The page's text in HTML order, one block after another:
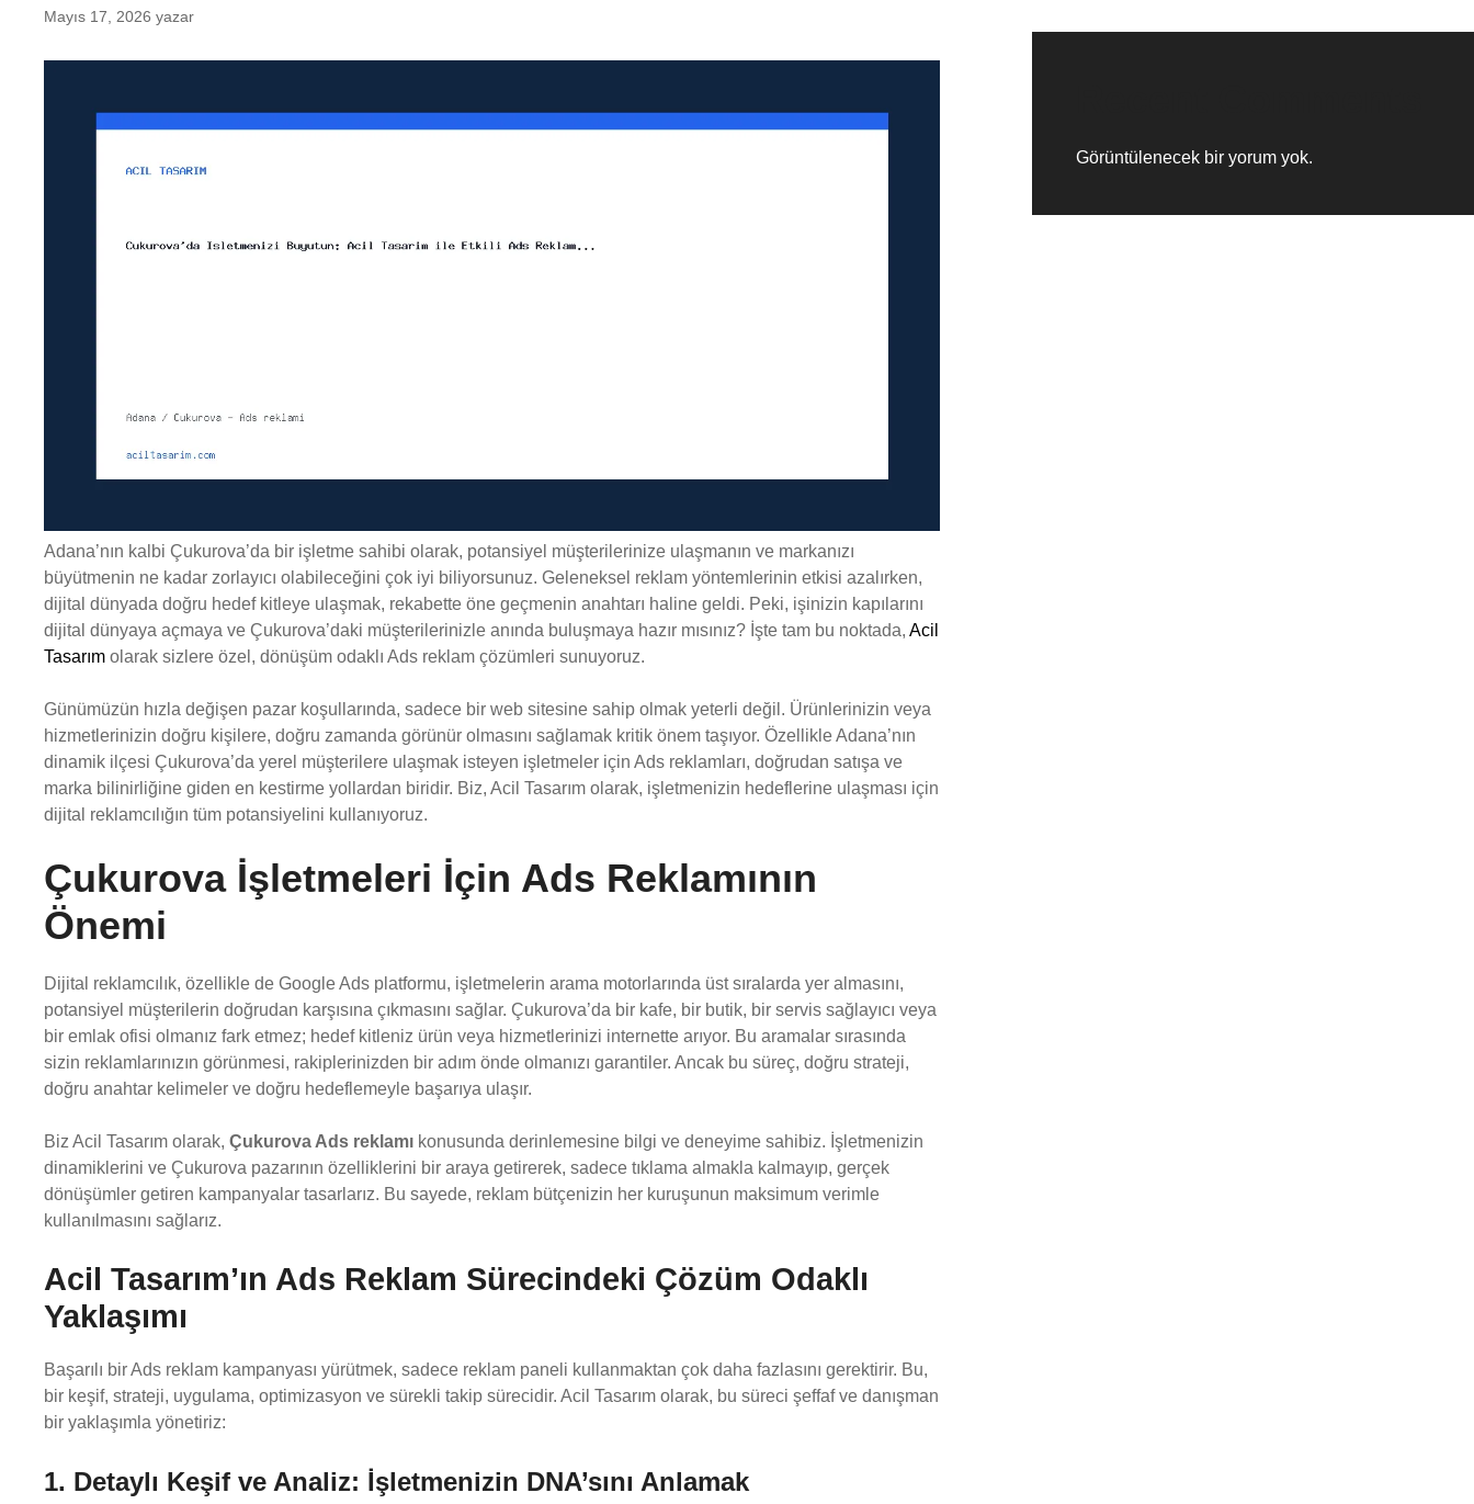
Mayıs 17, 2026 yazar
Adana’nın kalbi Çukurova’da bir işletme sahibi olarak, potansiyel müşterilerinize ulaşmanın ve markanızı
büyütmenin ne kadar zorlayıcı olabileceğini çok iyi biliyorsunuz. Geleneksel reklam yöntemlerinin etkisi azalırken,
dijital dünyada doğru hedef kitleye ulaşmak, rekabette öne geçmenin anahtarı haline geldi. Peki, işinizin kapılarını
dijital dünyaya açmaya ve Çukurova’daki müşterilerinizle anında buluşmaya hazır mısınız? İşte tam bu noktada, Acil
Tasarım olarak sizlere özel, dönüşüm odaklı Ads reklam çözümleri sunuyoruz.
Günümüzün hızla değişen pazar koşullarında, sadece bir web sitesine sahip olmak yeterli değil. Ürünlerinizin veya
hizmetlerinizin doğru kişilere, doğru zamanda görünür olmasını sağlamak kritik önem taşıyor. Özellikle Adana’nın
dinamik ilçesi Çukurova’da yerel müşterilere ulaşmak isteyen işletmeler için Ads reklamları, doğrudan satışa ve
marka bilinirliğine giden en kestirme yollardan biridir. Biz, Acil Tasarım olarak, işletmenizin hedeflerine ulaşması için
dijital reklamcılığın tüm potansiyelini kullanıyoruz.
Çukurova İşletmeleri İçin Ads Reklamının
Önemi
Dijital reklamcılık, özellikle de Google Ads platformu, işletmelerin arama motorlarında üst sıralarda yer almasını,
potansiyel müşterilerin doğrudan karşısına çıkmasını sağlar. Çukurova’da bir kafe, bir butik, bir servis sağlayıcı veya
bir emlak ofisi olmanız fark etmez; hedef kitleniz ürün veya hizmetlerinizi internette arıyor. Bu aramalar sırasında
sizin reklamlarınızın görünmesi, rakiplerinizden bir adım önde olmanızı garantiler. Ancak bu süreç, doğru strateji,
doğru anahtar kelimeler ve doğru hedeflemeyle başarıya ulaşır.
Biz Acil Tasarım olarak, Çukurova Ads reklamı konusunda derinlemesine bilgi ve deneyime sahibiz. İşletmenizin
dinamiklerini ve Çukurova pazarının özelliklerini bir araya getirerek, sadece tıklama almakla kalmayıp, gerçek
dönüşümler getiren kampanyalar tasarlarız. Bu sayede, reklam bütçenizin her kuruşunun maksimum verimle
kullanılmasını sağlarız.
Acil Tasarım’ın Ads Reklam Sürecindeki Çözüm Odaklı
Yaklaşımı
Başarılı bir Ads reklam kampanyası yürütmek, sadece reklam paneli kullanmaktan çok daha fazlasını gerektirir. Bu,
bir keşif, strateji, uygulama, optimizasyon ve sürekli takip sürecidir. Acil Tasarım olarak, bu süreci şeffaf ve danışman
bir yaklaşımla yönetiriz:
1. Detaylı Keşif ve Analiz: İşletmenizin DNA’sını Anlamak
Görüntülenecek bir yorum yok.